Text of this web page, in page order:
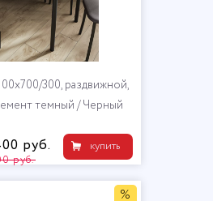
300, раздвижной,
темный / Черный
купить
руб.
руб.
%